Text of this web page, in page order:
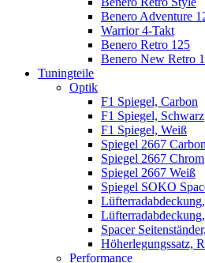
Benero Adventure
Warrior 4-Takt
Benero Retro 125
Benero New Retro
Tuningteile
Optik
F1 Spiegel, Carbon
F1 Spiegel, Schwarz
F1 Spiegel, Weiß
Spiegel 2667 Carbon
Spiegel 2667 Chrom
Spiegel 2667 Weiß
Spiegel SOKO
Spacer
Höherlegungssatz,
Performance